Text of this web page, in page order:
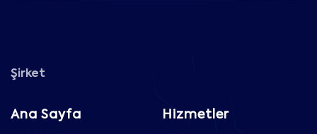
Şirket
Ana Sayfa Hizmetler